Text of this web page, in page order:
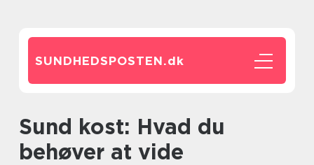
SUNDHEDSPOSTEN.dk
Sund kost: Hvad du
behøver at vide